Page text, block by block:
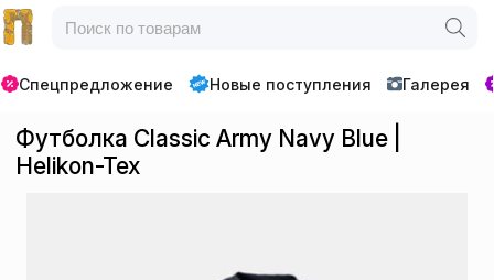
Спецпредложение Новые поступления Галерея
Футболка Classic Army Navy Blue |
Helikon-Tex